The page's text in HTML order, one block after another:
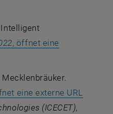
, öffnet eine
eine externe URL
(ICECET),